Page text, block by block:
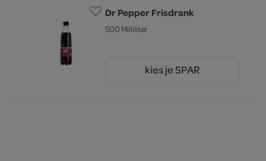
Dr Pepper Frisdrank
500 Milliliter
kies je SPAR